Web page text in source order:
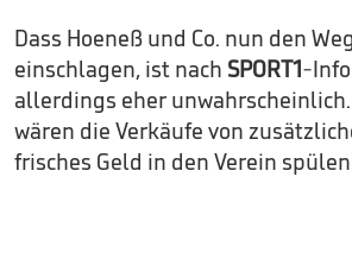
Dass Hoeneß und Co. nun den
einschlagen, ist nach SPORT1-
allerdings eher
wären die Verkäufe von
frisches Geld in den Verein